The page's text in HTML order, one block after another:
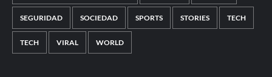
SEGURIDAD SOCIEDAD SPORTS STORIES TECH
TECH VIRAL WORLD